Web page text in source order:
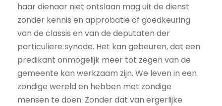
haar dienaar niet ontslaan mag uit de dienst
zonder kennis en approbatie of goedkeuring
van de classis en van de deputaten der
particuliere synode. Het kan gebeuren, dat een
predikant onmogelijk meer tot zegen van de
gemeente kan werkzaam zijn. We leven in een
zondige wereld en hebben met zondige
mensen te doen. Zonder dat van ergerlijke